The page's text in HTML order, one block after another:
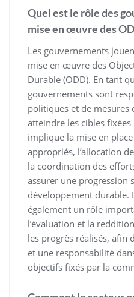
Quel est le rôle des
mise en œuvre des
Les gouvernements
mise en œuvre des
Durable (ODD). En tant
gouvernements sont
politiques et de mesures
atteindre les cibles fixées
implique la mise en
appropriés, l’allocation
la coordination des
assurer une progression
développement durable.
également un rôle
l’évaluation et la
les progrès réalisés, afin
et une responsabilité
objectifs fixés par la